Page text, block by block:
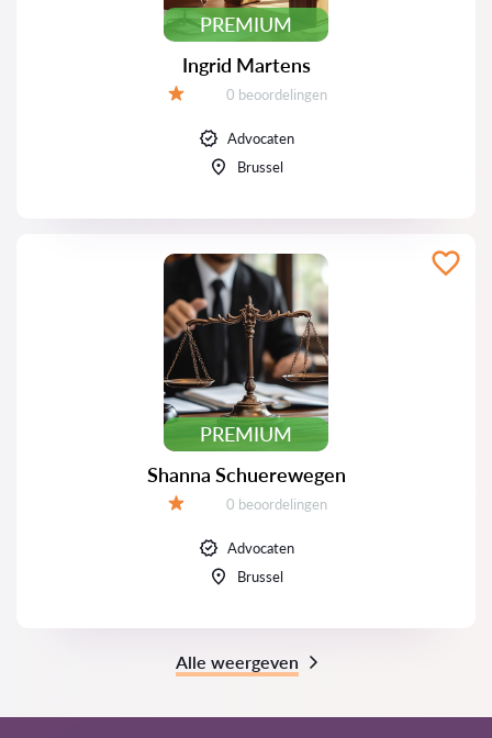
PREMIUM
Ingrid Martens
Beoordelingen:
0 beoordelingen
Advocaten
Brussel
PREMIUM
Shanna Schuerewegen
Beoordelingen:
0 beoordelingen
Advocaten
Brussel
Alle weergeven